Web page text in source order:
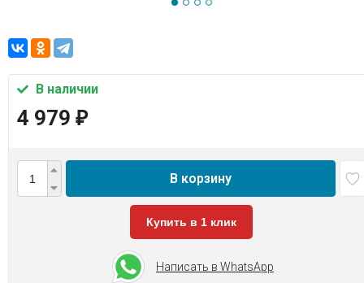
В наличии
4 979 ₽
В корзину
Купить в 1 клик
Написать в WhatsApp